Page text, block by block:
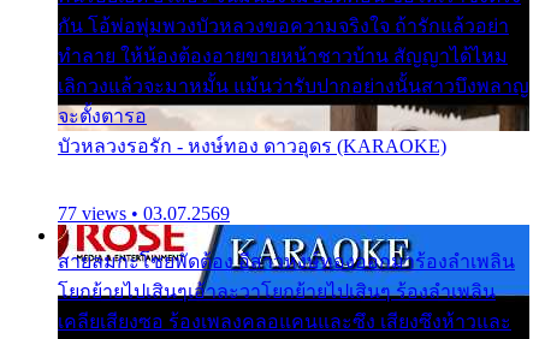
กัน โอ้พ่อพุ่มพวงบัวหลวงขอความจริงใจ ถ้ารักแล้วอย่า
ทำลาย ให้น้องต้องอายขายหน้าชาวบ้าน สัญญาได้ไหม
เลิกวงแล้วจะมาหมั้น แม้นว่ารับปากอย่างนั้นสาวบึงพลาญ
จะตั้งตารอ
บัวหลวงรอรัก - หงษ์ทอง ดาวอุดร (KARAOKE)
77 views • 03.07.2569
สายลมกะโชยพัดต้อง อีสาวหงษ์ทองออกมาร้องลำเพลิน
โยกย้ายไปเสินๆเอ้าละวาโยกย้ายไปเสินๆ ร้องลำเพลิน
เคลียเสียงซอ ร้องเพลงคลอแคนและซึง เสียงซึงห้าวและ